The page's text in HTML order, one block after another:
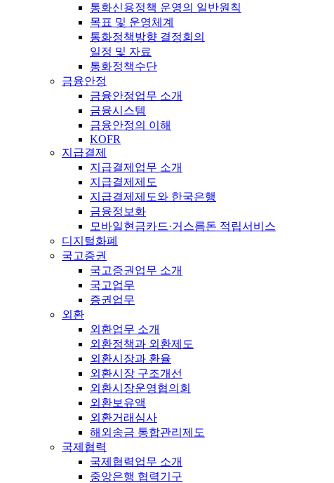
통화신용정책 운영의 일반원칙
목표 및 운영체계
통화정책방향 결정회의
일정 및 자료
통화정책수단
금융안정
금융안정업무 소개
금융시스템
금융안정의 이해
KOFR
지급결제
지급결제업무 소개
지급결제제도
지급결제제도와 한국은행
금융정보화
모바일현금카드·거스름돈 적립서비스
디지털화폐
국고증권
국고증권업무 소개
국고업무
증권업무
외환
외환업무 소개
외환정책과 외환제도
외환시장과 환율
외환시장 구조개선
외환시장운영협의회
외환보유액
외환거래심사
해외송금 통합관리제도
국제협력
국제협력업무 소개
중앙은행 협력기구